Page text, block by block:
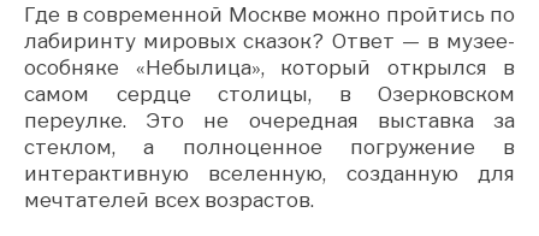
Где в современной Москве можно пройтись по
лабиринту мировых сказок? Ответ — в музее-
особняке «Небылица», который открылся в
самом сердце столицы, в Озерковском
переулке. Это не очередная выставка за
стеклом, а полноценное погружение в
интерактивную вселенную, созданную для
мечтателей всех возрастов.